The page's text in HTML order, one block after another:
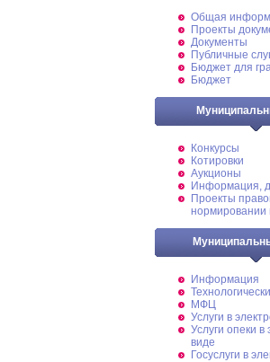
Общая
Проекты
Документы
Публичные
Бюджет для
Бюджет
Конкурсы
Котировки
Аукционы
Информация,
Проекты
нормировании
Информация
МФЦ
Услуги в
Услуги опеки
виде
Госуслуги в